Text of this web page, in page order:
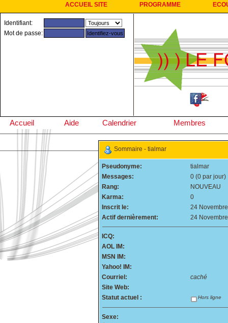
ACCUEIL SITE PROGRAMME
Identifiant:
Mot de passe:
Accueil Aide Calendrier Membres
Sommaire - tialmar
Pseudonyme:
tialmar
Messages:
0 (0 par jour)
Rang:
NOUVEAU
Karma:
0
Inscrit le:
24
Actif dernièrement:
24
ICQ:
AOL IM:
MSN IM:
Yahoo! IM:
Courriel:
caché
Site Web:
Statut actuel :
Hors ligne
Sexe: